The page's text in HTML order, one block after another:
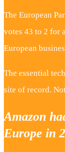
The European
votes 43 to 2 for
European
The essential
site of record.
Amazon
Europe in